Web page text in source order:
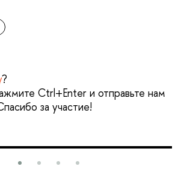
?
Ctrl+Enter и отправьте нам
за участие!